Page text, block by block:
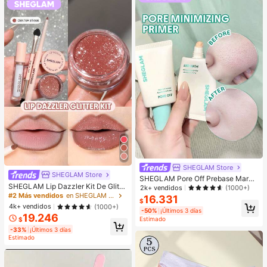
SHEGLAM Store
SHEGLAM Lip Dazzler Kit De Glitte
r Labial-Center Stage Lip Combo M
arca De Belleza CosméTica Maquill
aje Para Mujeres Y NiñAs
#2 Más vendidos
en SHEGLAM Maquillaje
4k+ vendidos
(1000+)
$19.246
-33% ¡Últimos 3 días
Estimado
bandas elásticas con nudos florales
de bambú, esenciales para el uso di
ario, fiestas y viajes para crear look
s dulces y adorables para niñas
SHEGLAM Store
SHEGLAM Pore Off Prebase Marca
de Belleza Cosmética Maquillaje p
ara Mujeres y Niñas
2k+ vendidos (1000+)
$16.331
-50% ¡Últimos 3 días
Estimado